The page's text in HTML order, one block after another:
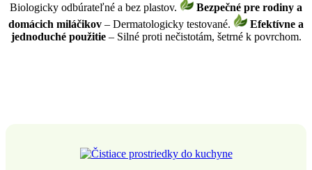
Biologicky odbúrateľné a bez plastov.
Bezpečné pre rodiny a
domácich miláčikov – Dermatologicky testované.
Efektívne a
jednoduché použitie– Silné proti nečistotám, šetrné k povrchom.